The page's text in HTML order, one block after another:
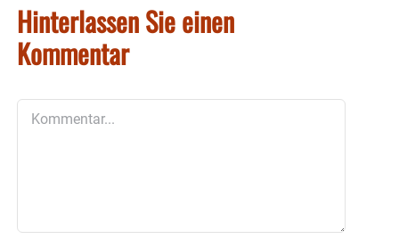
Hinterlassen Sie einen
Kommentar